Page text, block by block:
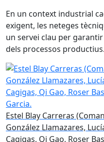
En un context industrial
exigent, les neteges
un servei clau per
dels processos productius.
Estel Blay Carreras
González Llamazares,
Cagigas, Qi Gao, Roser